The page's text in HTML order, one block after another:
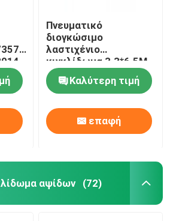
Πνευματικό
διογκώσιμο
λαστιχένιο
κιγκλίδωμα 3.3*6.5M
80kPa ISO17357
1:2014 για τις
διαδικασίες STS
Καλύτερη τιμή
επαφή
αψίδων (72)